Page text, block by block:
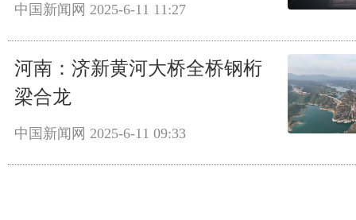
中国新闻网 2025-6-11 11:27
河南：济新黄河大桥全桥钢桁
梁合龙
中国新闻网 2025-6-11 09:33